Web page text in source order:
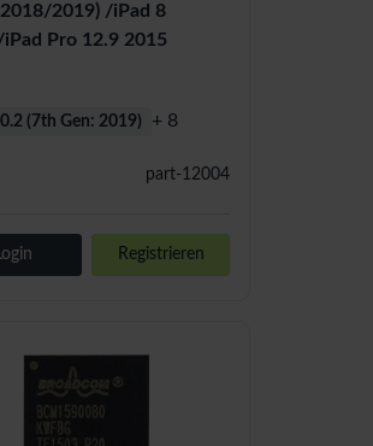
2019) /iPad 8
iPad Pro 12.9 2015
part-12004
(7th Gen: 2019) + 8
Registrieren